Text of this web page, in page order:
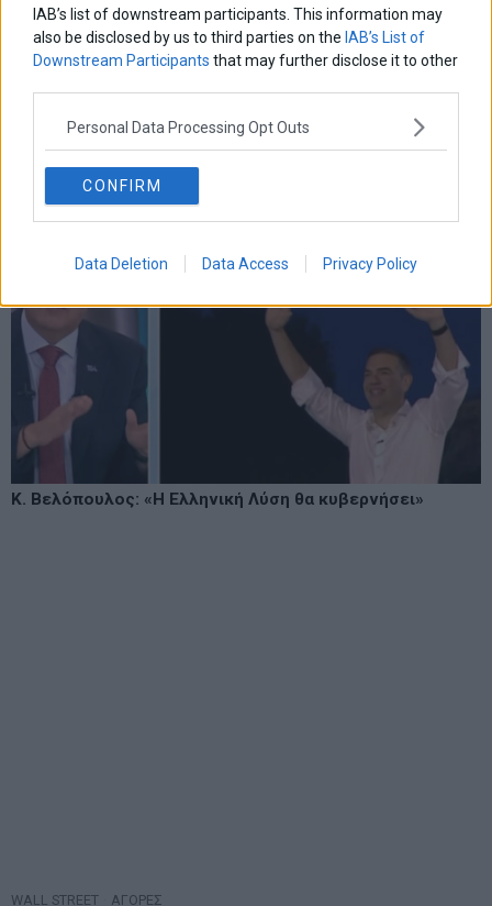
IAB’s list of downstream participants. This information may
also be disclosed by us to third parties on the IAB’s List of
Downstream Participants that may further disclose it to other
Personal Data Processing Opt Outs
CONFIRM
Data Deletion Data Access Privacy Policy
18η συνεχόμενη χρονιά για τον ΟΤΕ στη διεθνή σειρά
Κ. Βελόπουλος: «Η Ελληνική Λύση θα κυβερνήσει»
WALL STREET ΑΓΟΡΕΣ